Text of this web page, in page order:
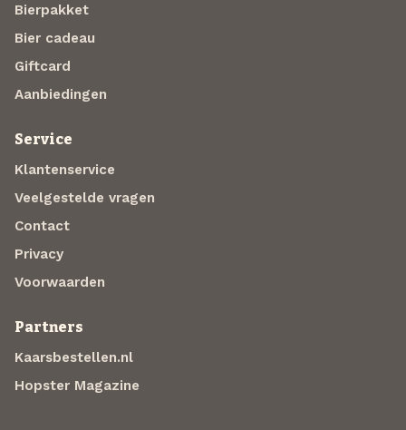
Bierpakket
Bier cadeau
Giftcard
Aanbiedingen
Service
Klantenservice
Veelgestelde vragen
Contact
Privacy
Voorwaarden
Partners
Kaarsbestellen.nl
Hopster Magazine